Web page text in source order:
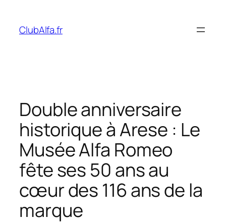
contenu
ClubAlfa.fr
Double anniversaire
historique à Arese : Le
Musée Alfa Romeo
fête ses 50 ans au
cœur des 116 ans de la
marque